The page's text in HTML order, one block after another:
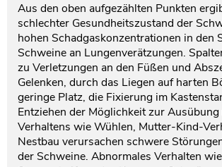
Aus den oben aufgezählten Punkten
schlechter Gesundheitszustand der
hohen Schadgaskonzentrationen in den
Schweine an Lungenverätzungen.
zu Verletzungen an den Füßen und
Gelenken, durch das Liegen auf harten
geringe Platz, die Fixierung im
Entziehen der Möglichkeit zur
Verhaltens wie Wühlen, Mutter-Kind-
Nestbau verursachen schwere
der Schweine. Abnormales Verhalten wie